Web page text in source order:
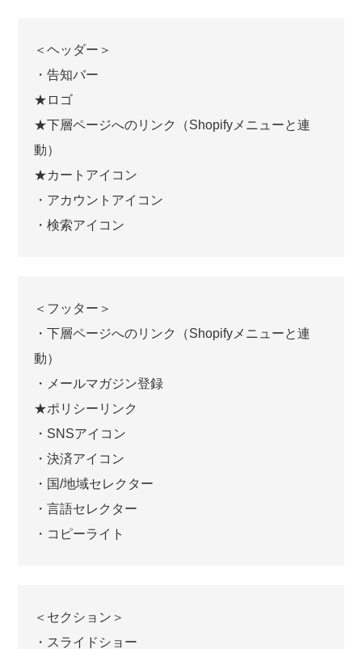
＜ヘッダー＞
・告知バー
★ロゴ
★下層ページへのリンク（Shopifyメニューと連
動）
★カートアイコン
・アカウントアイコン
・検索アイコン
＜フッター＞
・下層ページへのリンク（Shopifyメニューと連
動）
・メールマガジン登録
★ポリシーリンク
・SNSアイコン
・決済アイコン
・国/地域セレクター
・言語セレクター
・コピーライト
＜セクション＞
・スライドショー